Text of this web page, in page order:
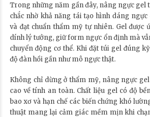
Trong những năm gần đây, nâng ngực gel
chắc nhờ khả năng tái tạo hình dáng
và đạt chuẩn thẩm mỹ tự nhiên. Gel được
dính lý tưởng, giữ form ngực ổn định mà
chuyển động cơ thể. Khi đặt túi gel đúng
độ đàn hồi gần như mô ngực thật.
Không chỉ dừng ở thẩm mỹ, nâng ngực
cao về tính an toàn. Chất liệu gel có độ
bao xơ và hạn chế các biến chứng khó
thuật mang lại cảm giác mềm mịn khi